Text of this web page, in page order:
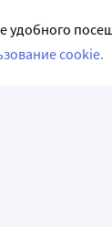
удобного
cookie.